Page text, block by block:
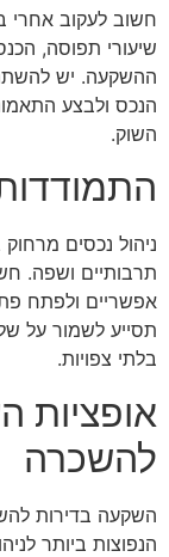
חשוב לעקוב אחרי
שיעורי תפוסה,
ההשקעה. יש
הנכס ולבצע
השוק.
ניהול נכסים
תרבותיים ושפה.
אפשריים ולפתח
תסייע לשמור על
בלתי צפויות.
אופציות
להשכרה
השקעה בדירות
הנפוצות ביותר